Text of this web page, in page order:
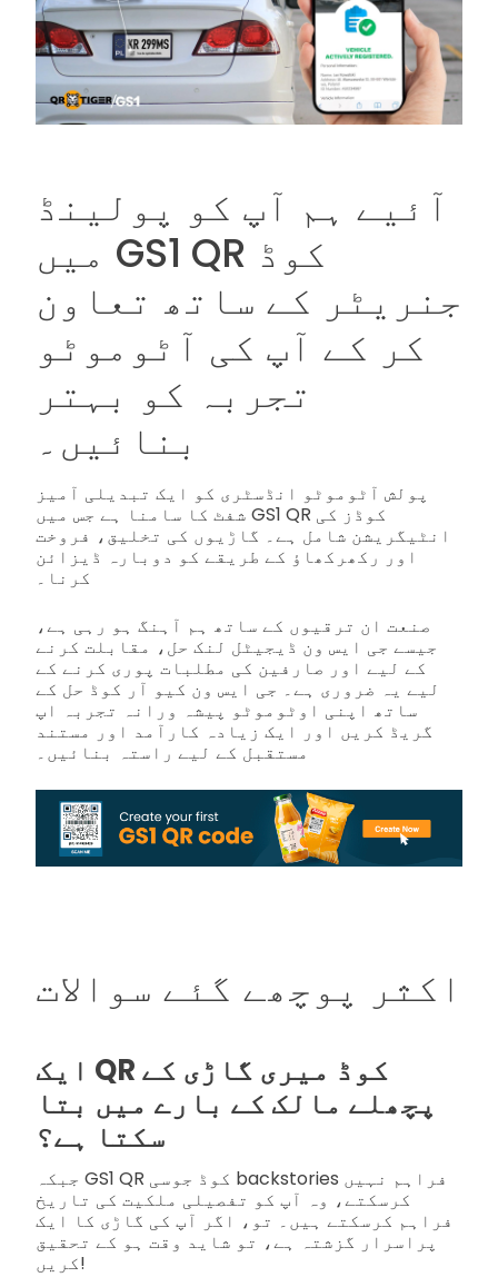
آئیے ہم آپ کو پولینڈ
میں GS1 QR کوڈ
جنریٹر کے ساتھ تعاون
کر کے آپ کی آٹوموٹو
تجربہ کو بہتر
بنائیں۔
پولش آٹوموٹو انڈسٹری کو ایک تبدیلی آمیز
شفٹ کا سامنا ہے جس میں GS1 QR کوڈز کی
انٹیگریشن شامل ہے۔ گاڑیوں کی تخلیق، فروخت
اور رکھرکھاؤ کے طریقے کو دوبارہ ڈیزائن
کرنا۔
صنعت ان ترقیوں کے ساتھ ہم آہنگ ہو رہی ہے،
جیسے جی ایس ون ڈیجیٹل لنک حل، مقابلت کرنے
کے لیے اور صارفین کی مطلبات پوری کرنے کے
لیے یہ ضروری ہے۔ جی ایس ون کیو آر کوڈ حل کے
ساتھ اپنی اوٹوموٹو پیشہ ورانہ تجربہ اپ
گریڈ کریں اور ایک زیادہ کارآمد اور مستند
مستقبل کے لیے راستہ بنائیں۔
اکثر پوچھے گئے سوالات
ایک QR کوڈ میری گاڑی کے
پچھلے مالک کے بارے میں بتا
سکتا ہے؟
جبکہ GS1 QR کوڈ جوسی backstories فراہم نہیں
کرسکتے، وہ آپ کو تفصیلی ملکیت کی تاریخ
فراہم کرسکتے ہیں۔ تو، اگر آپ کی گاڑی کا ایک
پراسرار گزشتہ ہے، تو شاید وقت ہو کے تحقیق
کریں!